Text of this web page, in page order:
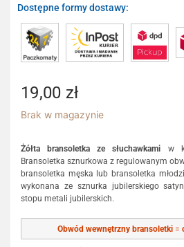
Dostępne formy dostawy:
19,00 zł
Brak w magazynie
Żółta bransoletka ze słuchawkami w
Bransoletka sznurkowa z regulowanym
bransoletka męska lub bransoletka
wykonana ze sznurka jubilerskiego
stopu metali jubilerskich.
Obwód wewnętrzny bransoletki =